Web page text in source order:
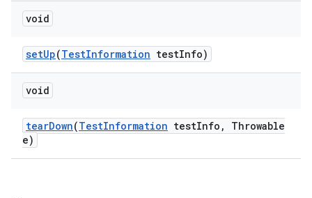
void
setUp(TestInformation testInfo)
void
tearDown(TestInformation testInfo ,
Throwable
e)